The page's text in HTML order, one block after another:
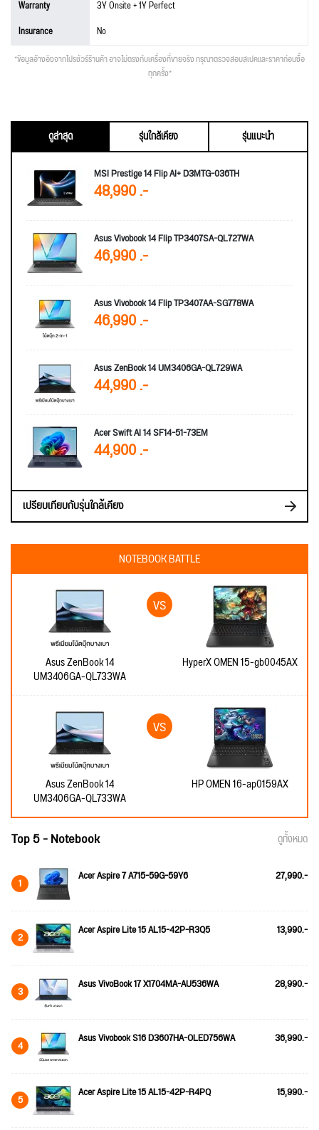
Warranty
3Y Onsite + 1Y Perfect
Insurance
No
*ข้อมูลอ้างอิงจากโปรชัวร์ร้านค้า อาจไม่ตรงกับเครื่องที่ขายจริง กรุณาตรวจสอบสเปคและราคาก่อนซื้อ
ทุกครั้ง*
ดูล่าสุด รุ่นใกล้เคียง
รุ่นแนะนำ
MSI Prestige 14 Flip AI+ D3MTG-036TH
48,990 .-
Asus Vivobook 14 Flip TP3407SA-QL727WA
46,990 .-
Asus Vivobook 14 Flip TP3407AA-SG778WA
46,990 .-
Asus ZenBook 14 UM3406GA-QL729WA
44,990 .-
Acer Swift AI 14 SF14-51-73EM
44,900 .-
เปรียบเทียบกับรุ่นใกล้เคียง
NOTEBOOK BATTLE
Asus ZenBook 14
UM3406GA-QL733WA
HyperX OMEN 15-gb0045AX
Asus ZenBook 14
UM3406GA-QL733WA
HP OMEN 16-ap0159AX
Top 5 - Notebook ดูทั้งหมด
1 Acer Aspire 7 A715-59G-59Y6 27,990.-
2 Acer Aspire Lite 15 AL15-42P-R3Q5 13,990.-
3 Asus VivoBook 17 X1704MA-AU536WA 28,990.-
4 Asus Vivobook S16 D3607HA-OLED756WA 36,990.-
5 Acer Aspire Lite 15 AL15-42P-R4PQ 15,990.-